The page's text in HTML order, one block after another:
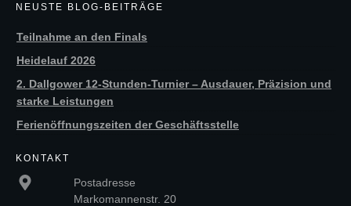
NEUSTE BLOG-BEITRÄGE
Teilnahme an den Finals
Heidelauf 2026
2. Dallgower 12-Stunden-Turnier – Ausdauer, Präzision und
starke Leistungen
Ferienöffnungszeiten der Geschäftsstelle
KONTAKT
Postadresse
Markomannenstr. 20